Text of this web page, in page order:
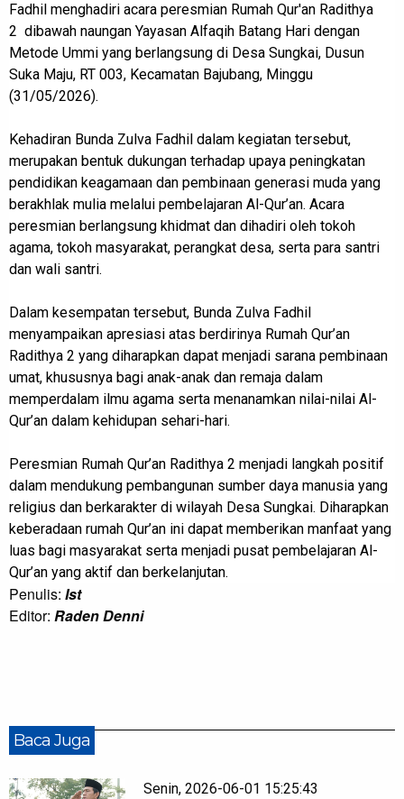
Fadhil menghadiri acara peresmian Rumah Qur'an Radithya
2 dibawah naungan Yayasan Alfaqih Batang Hari dengan
Metode Ummi yang berlangsung di Desa Sungkai, Dusun
Suka Maju, RT 003, Kecamatan Bajubang, Minggu
(31/05/2026).
Kehadiran Bunda Zulva Fadhil dalam kegiatan tersebut,
merupakan bentuk dukungan terhadap upaya peningkatan
pendidikan keagamaan dan pembinaan generasi muda yang
berakhlak mulia melalui pembelajaran Al-Qur’an. Acara
peresmian berlangsung khidmat dan dihadiri oleh tokoh
agama, tokoh masyarakat, perangkat desa, serta para santri
dan wali santri.
Dalam kesempatan tersebut, Bunda Zulva Fadhil
menyampaikan apresiasi atas berdirinya Rumah Qur’an
Radithya 2 yang diharapkan dapat menjadi sarana pembinaan
umat, khususnya bagi anak-anak dan remaja dalam
memperdalam ilmu agama serta menanamkan nilai-nilai Al-
Qur’an dalam kehidupan sehari-hari.
Peresmian Rumah Qur’an Radithya 2 menjadi langkah positif
dalam mendukung pembangunan sumber daya manusia yang
religius dan berkarakter di wilayah Desa Sungkai. Diharapkan
keberadaan rumah Qur’an ini dapat memberikan manfaat yang
luas bagi masyarakat serta menjadi pusat pembelajaran Al-
Qur’an yang aktif dan berkelanjutan.
Penulis: Ist
Editor: Raden Denni
Baca Juga
Senin, 2026-06-01 15:25:43